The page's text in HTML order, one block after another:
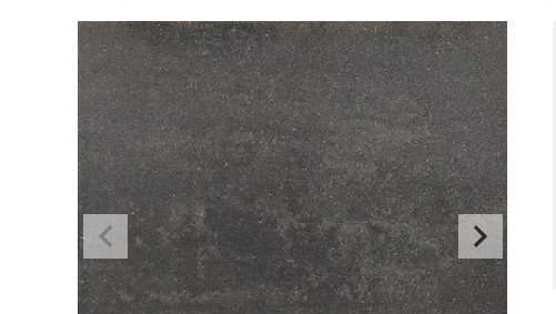
IJZERWAREN,
GEREEDSCHAP
KUNSTGRAS